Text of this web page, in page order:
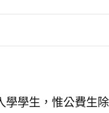
學生，惟公費生